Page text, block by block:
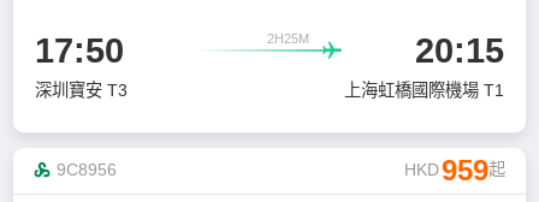
17:50 2H25M
 20:15
深圳寶安 T3 上海虹橋國際機場 T1
9C8956 HKD959起